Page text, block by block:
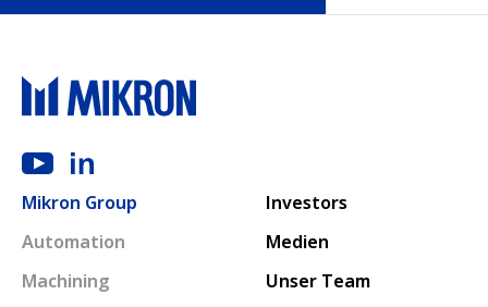
Mikron Group
Automation
Machining
Main navigation
Investors
Medien
Unser Team